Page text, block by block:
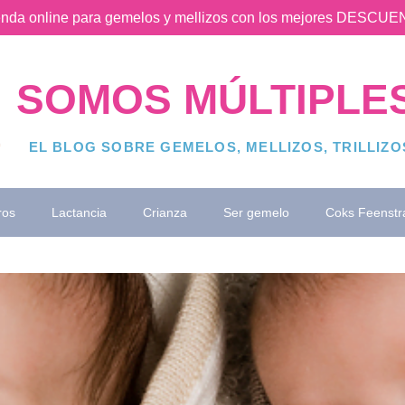
online para gemelos y mellizos con los mejores
SOMOS
EL BLOG SOBRE GEMELOS, MELLIZOS,
Lactancia Crianza Ser gemelo Coks